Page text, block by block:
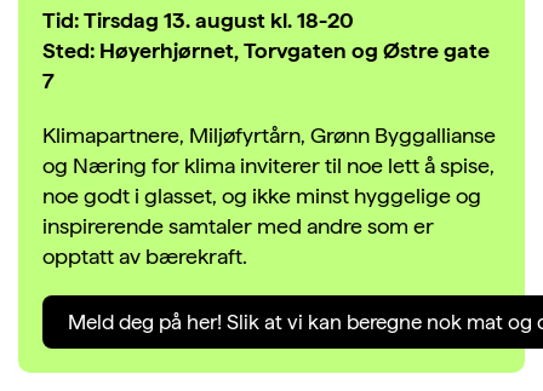
Tid: Tirsdag 13. august kl. 18-20
Sted: Høyerhjørnet, Torvgaten og Østre gate
7
Klimapartnere, Miljøfyrtårn, Grønn Byggallianse
og Næring for klima inviterer til noe lettåspise,
noe godt i glasset, og ikke minst hyggelige og
inspirerende samtaler med andre som er
opptatt av bærekraft.
Meld deg på her! Slik at vi kan beregne nok mat og